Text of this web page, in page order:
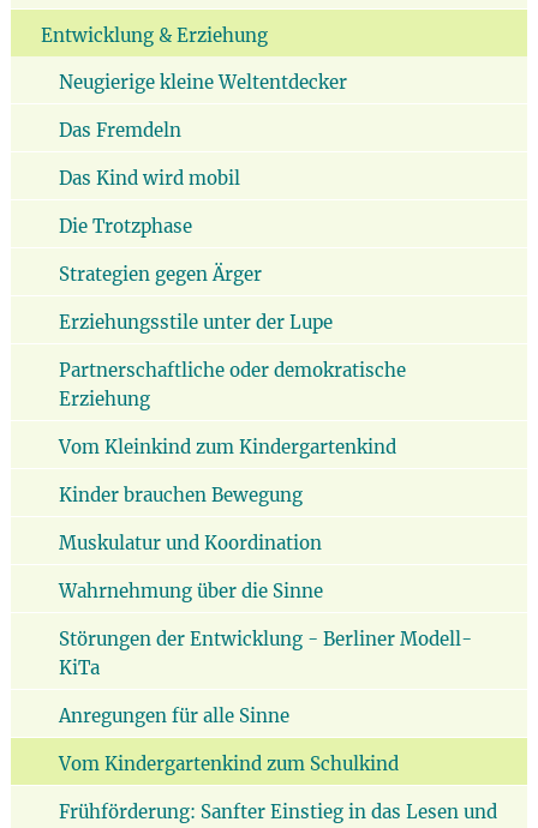
Entwicklung & Erziehung
Neugierige kleine Weltentdecker
Das Fremdeln
Das Kind wird mobil
Die Trotzphase
Strategien gegen Ärger
Erziehungsstile unter der Lupe
Partnerschaftliche oder demokratische
Erziehung
Vom Kleinkind zum Kindergartenkind
Kinder brauchen Bewegung
Muskulatur und Koordination
Wahrnehmung über die Sinne
Störungen der Entwicklung - Berliner Modell-
KiTa
Anregungen für alle Sinne
Vom Kindergartenkind zum Schulkind
Frühförderung: Sanfter Einstieg in das Lesen und